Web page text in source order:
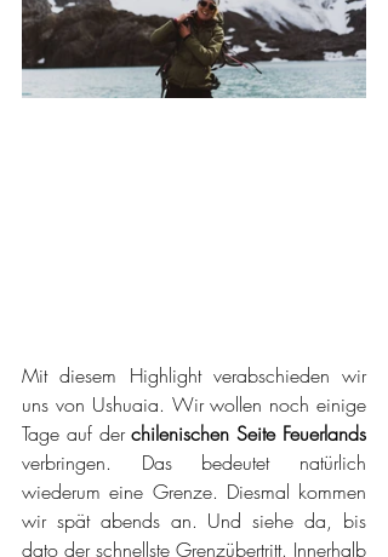
Mit diesem Highlight verabschieden wir
uns von Ushuaia. Wir wollen noch einige
Tage auf der chilenischen Seite Feuerlands
verbringen. Das bedeutet natürlich
wiederum eine Grenze. Diesmal kommen
wir spät abends an. Und siehe da, bis
dato der schnellste Grenzübertritt. Innerhalb